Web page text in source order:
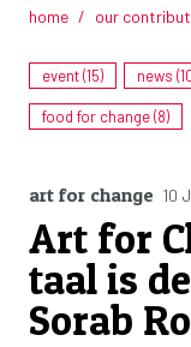
home our
event (15) news
food for change (8)
art for change 10
Art for
taal is
Sorab